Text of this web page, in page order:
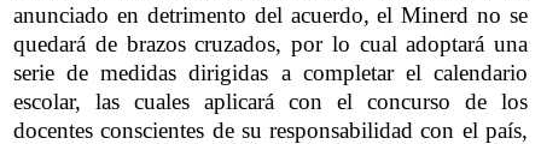
anunciado en detrimento del acuerdo, el Minerd no se
quedará de brazos cruzados, por lo cual adoptará una
serie de medidas dirigidas a completar el calendario
escolar, las cuales aplicará con el concurso de los
docentes conscientes de su responsabilidad con el país,